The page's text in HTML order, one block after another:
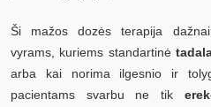
Ši mažos dozės terapija
vyrams, kuriems standartinė
arba kai norima ilgesnio ir
pacientams svarbu ne tik